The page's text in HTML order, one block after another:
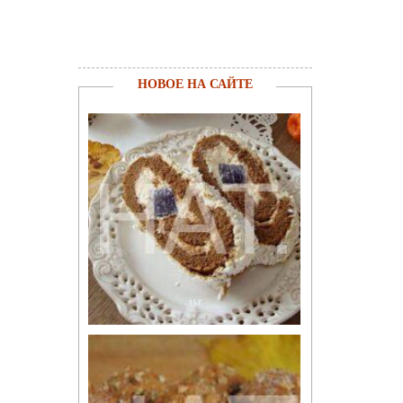
НОВОЕ НА САЙТЕ